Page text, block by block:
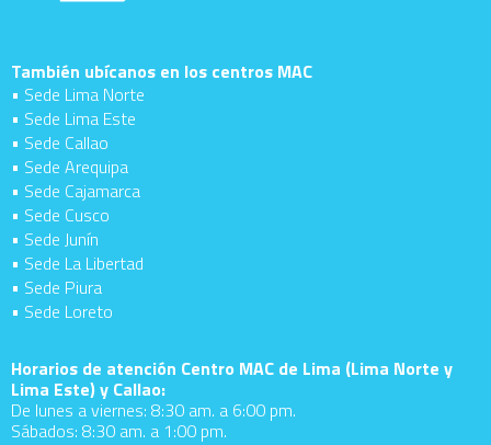
También ubícanos en los centros MAC
• Sede Lima Norte
• Sede Lima Este
• Sede Callao
• Sede Arequipa
• Sede Cajamarca
• Sede Cusco
• Sede Junín
• Sede La Libertad
• Sede Piura
• Sede Loreto
Horarios de atención Centro MAC de Lima (Lima Norte y
Lima Este) y Callao:
De lunes a viernes: 8:30 am. a 6:00 pm.
Sábados: 8:30 am. a 1:00 pm.